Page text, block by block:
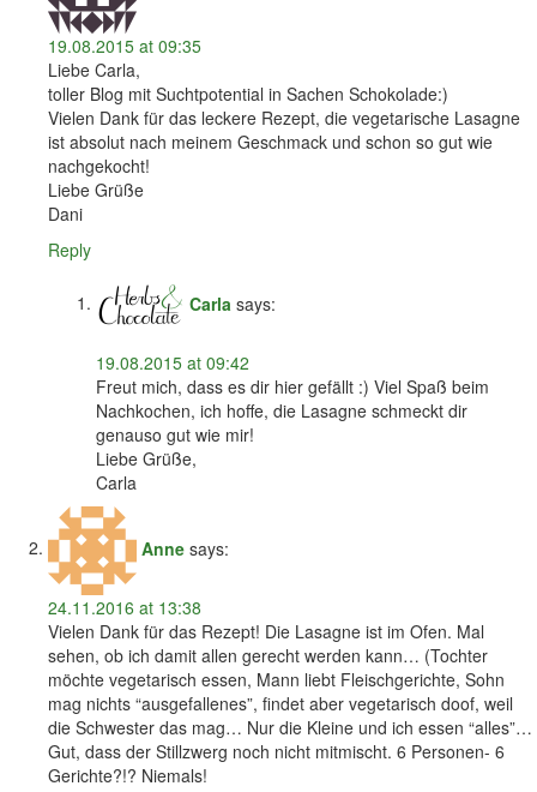
19.08.2015 at 09:35
Liebe Carla,
toller Blog mit Suchtpotential in Sachen Schokolade:)
Vielen Dank für das leckere Rezept, die vegetarische Lasagne
ist absolut nach meinem Geschmack und schon so gut wie
nachgekocht!
Liebe Grüße
Dani
Reply
Carla says:
19.08.2015 at 09:42
Freut mich, dass es dir hier gefällt :) Viel Spaß beim
Nachkochen, ich hoffe, die Lasagne schmeckt dir
genauso gut wie mir!
Liebe Grüße,
Carla
Anne says:
24.11.2016 at 13:38
Vielen Dank für das Rezept! Die Lasagne ist im Ofen. Mal
sehen, ob ich damit allen gerecht werden kann… (Tochter
möchte vegetarisch essen, Mann liebt Fleischgerichte, Sohn
mag nichts “ausgefallenes”, findet aber vegetarisch doof, weil
die Schwester das mag… Nur die Kleine und ich essen “alles”…
Gut, dass der Stillzwerg noch nicht mitmischt. 6 Personen- 6
Gerichte?!? Niemals!